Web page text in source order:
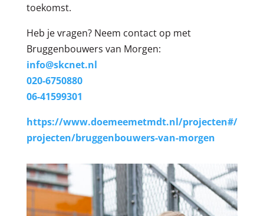
toekomst.
Heb je vragen? Neem contact op met
Bruggenbouwers van Morgen:
info@skcnet.nl
020-6750880
06-41599301
https://www.doemeemetmdt.nl/projecten#/
projecten/bruggenbouwers-van-morgen